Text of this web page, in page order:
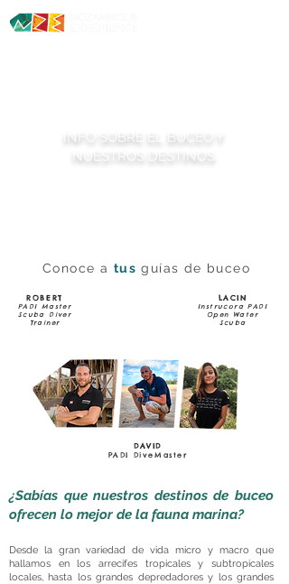
INFO SOBRE EL BUCEO Y
NUESTROS DESTINOS
Conoce a tus guías de buceo
ROBERT
PADI Master
Scuba Diver
Trainer
LACIN
Instrucora PADI
Open Water
Scuba
DAVID
PADI DiveMaster
¿Sabías que nuestros destinos de buceo
ofrecen lo mejor de la fauna marina?
Desde la gran variedad de vida micro y macro que
hallamos en los arrecifes tropicales y subtropicales
locales, hasta los grandes depredadores y los grandes